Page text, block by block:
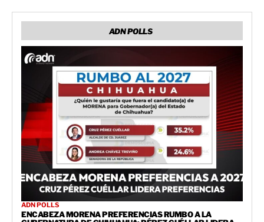
ADN POLLS
ADN POLLS
ENCABEZA MORENA PREFERENCIAS RUMBO A LA